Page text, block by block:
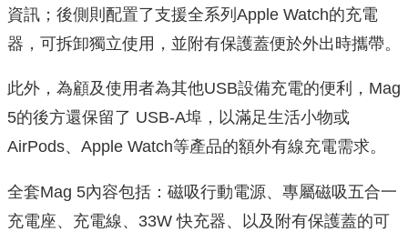
資訊；後側則配置了支援全系列Apple Watch的充電
器，可拆卸獨立使用，並附有保護蓋便於外出時攜帶。
此外，為顧及使用者為其他USB設備充電的便利，Mag
5的後方還保留了 USB-A埠，以滿足生活小物或
AirPods、Apple Watch等產品的額外有線充電需求。
全套Mag 5內容包括：磁吸行動電源、專屬磁吸五合一
充電座、充電線、33W 快充器、以及附有保護蓋的可